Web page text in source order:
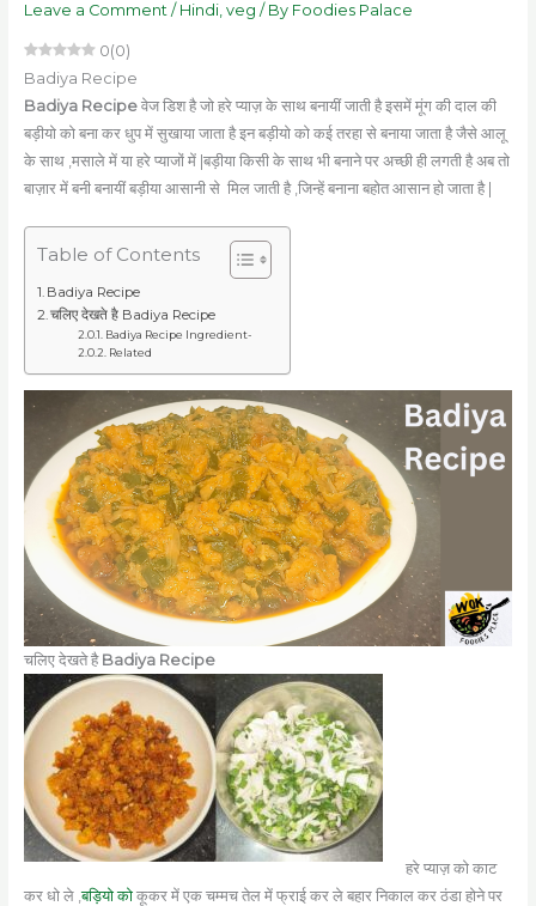
Leave a Comment / Hindi, veg / By Foodies Palace
0(0)
Badiya Recipe
Badiya Recipe वेज डिश है जो हरे प्याज़ के साथ बनायीं जाती है इसमें मूंग की दाल की
बड़ीयो को बना कर धुप में सुखाया जाता है इन बड़ीयो को कई तरहा से बनाया जाता है जैसे आलू
के साथ ,मसाले में या हरे प्याजों में |बड़ीया किसी के साथ भी बनाने पर अच्छी ही लगती है अब तो
बाज़ार में बनी बनायीं बड़ीया आसानी से मिल जाती है ,जिन्हें बनाना बहोत आसान हो जाता है |
Table of Contents
Badiya Recipe
चलिए देखते है Badiya Recipe
Badiya Recipe Ingredient-
Related
चलिए देखते है Badiya Recipe
हरे प्याज़ को काट
कर धो ले ,बड़ियो कोकूकर में एक चम्मच तेल में फ्राई कर ले बहार निकाल कर ठंडा होने पर